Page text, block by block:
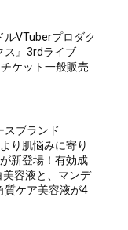
ルVTuberプロダク
ス』3rdライブ
ケット一般販売
スブランド
り肌悩みに寄り
新登場！有効成
容液と、マンデ
質ケア美容液が4